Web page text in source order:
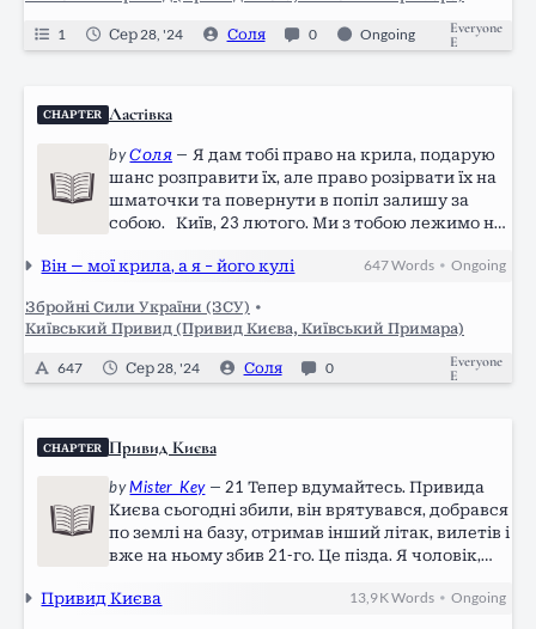
1 Сер 28, '24 Соля 0 Ongoing
Everyone
E
CHAPTER Ластівка
byСоля — Я дам тобі право на крила, подарую
шанс розправити їх, але право розірвати їх на
шматочки та повернути в попіл залишу за
собою. Київ, 23 лютого. Ми з тобою лежимо на
разом квартиру. Все-таки я рада, що
Він — мої крила, а я – його кулі 647Words •Ongoing
Збройні Сили України (ЗСУ) •
Київський Привид (Привид Києва, Київський Примара)
647 Сер 28, '24 Соля 0
Everyone
E
CHAPTER Привид Києва
byMister_Key— 21 Тепер вдумайтесь. Привида
Києва сьогодні збили, він врятувався, добрався
по землі на базу, отримав інший літак, вилетів і
вже на ньому збив 21-го. Це пізда. Я чоловік,
має сумнівів шо йому це під силу! *** - Це пізда,
Привид Києва 13,9 KWords •Ongoing